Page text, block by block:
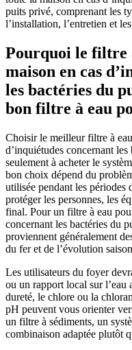
puits privé, comprenant les
l’installation, l’entretien et
Pourquoi le filtre
maison en cas
les bactéries du
bon filtre à eau
Choisir le meilleur filtre à
d’inquiétudes concernant
seulement à acheter le
bon choix dépend du
utilisée pendant les périodes
protéger les personnes, les
final. Pour un filtre à eau
concernant les bactéries du
proviennent généralement
du fer et de l’évolution
Les utilisateurs du foyer
ou un rapport local sur
dureté, le chlore ou la
pH peuvent vous orienter
un filtre à sédiments, un
combinaison adaptée plutôt